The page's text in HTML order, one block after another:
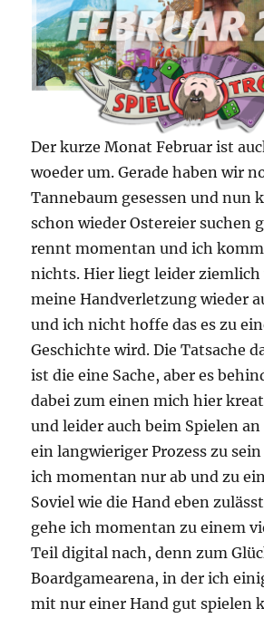
Der kurze Monat Februar ist
woeder um. Gerade haben wir
Tannebaum gesessen und nun
schon wieder Ostereier suchen
rennt momentan und ich
nichts. Hier liegt leider ziemlich
meine Handverletzung wieder
und ich nicht hoffe das es zu
Geschichte wird. Die Tatsache
ist die eine Sache, aber es
dabei zum einen mich hier
und leider auch beim Spielen an
ein langwieriger Prozess zu
ich momentan nur ab und zu
Soviel wie die Hand eben
gehe ich momentan zu einem
Teil digital nach, denn zum
Boardgamearena, in der ich
mit nur einer Hand gut spielen